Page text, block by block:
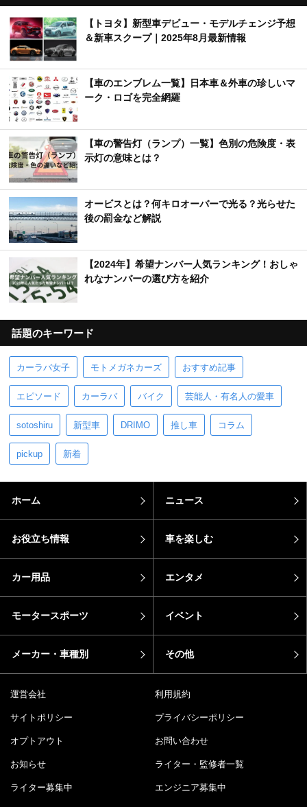
【トヨタ】新型車デビュー・モデルチェンジ予想
＆新車スクープ｜2025年8月最新情報
【車のエンブレム一覧】日本車＆外車の珍しいマ
ーク・ロゴを完全網羅
【車の警告灯（ランプ）一覧】色別の危険度・表
示灯の意味とは？
オービスとは？何キロオーバーで光る？光らせた
後の罰金など解説
【2024年】希望ナンバー人気ランキング！おしゃ
れなナンバーの選び方を紹介
話題のキーワード
カーラバ女子 モトメガネカーズ おすすめ記事
エピソード カーラバ バイク 芸能人・有名人の愛車
sotoshiru 新型車 DRIMO 推し車 コラム
pickup 新着
ホーム ニュース
お役立ち情報 車を楽しむ
カー用品 エンタメ
モータースポーツ イベント
メーカー・車種別 その他
運営会社 利用規約
サイトポリシー プライバシーポリシー
オプトアウト お問い合わせ
お知らせ ライター・監修者一覧
ライター募集中 エンジニア募集中